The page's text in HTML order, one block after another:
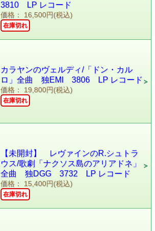
3810 LP レコード
価格： 16,500円(税込)
在庫切れ
カラヤンのヴェルディ/「ドン・カル
ロ」全曲 独EMI 3806 LP レコード
価格： 19,800円(税込)
在庫切れ
【未開封】 レヴァインのR.シュトラ
ウス/歌劇「ナクソス島のアリアドネ」
全曲 独DGG 3732 LP レコード
価格： 15,400円(税込)
在庫切れ